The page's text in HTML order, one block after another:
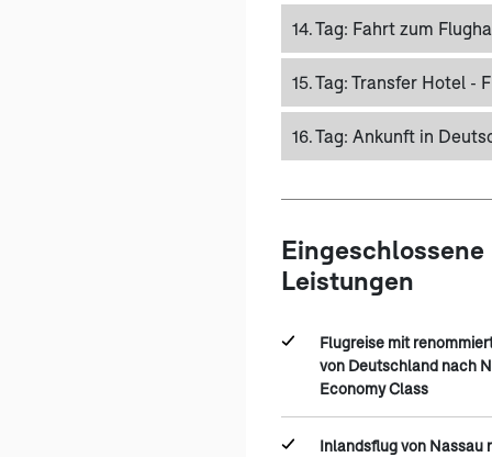
14. Tag: Fahrt zum
15. Tag: Transfer Hotel -
16. Tag: Ankunft in
Eingeschlossene
Leistungen
Flugreise mit
von Deutschland nach
Economy Class
Inlandsflug von Nassau